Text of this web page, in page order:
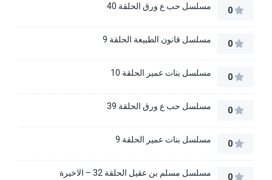
0 مسلسل حب ع ورق الحلقة 40
0 مسلسل قانون الطبيعة الحلقة 9
0 مسلسل بنات عمير الحلقة 10
0 مسلسل حب ع ورق الحلقة 39
0 مسلسل بنات عمير الحلقة 9
0 مسلسل مسلم بن عقيل الحلقة 32 – الاخيرة